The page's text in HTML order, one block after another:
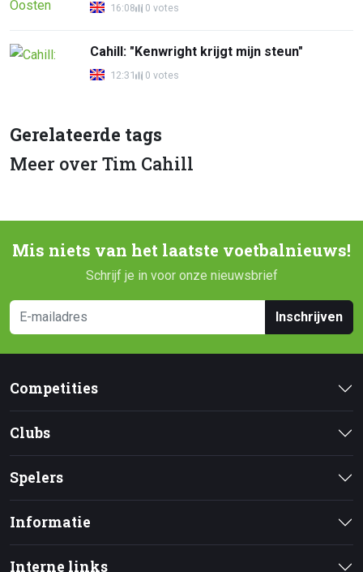
16:08 0 votes
Cahill: "Kenwright krijgt mijn steun"
12:31 0 votes
Gerelateerde tags
Meer over Tim Cahill
Mis niets van het laatste voetbalnieuws!
Schrijf je in voor onze nieuwsbrief
Inschrijven
Competities
Clubs
Spelers
Informatie
Interne links